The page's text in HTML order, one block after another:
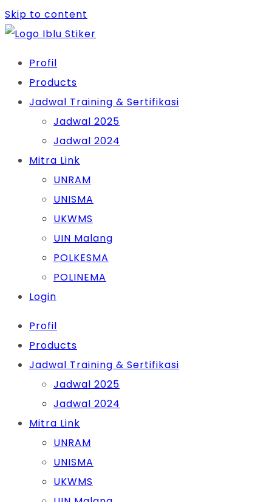
Skip to content
Profil
Products
Jadwal Training & Sertifikasi
Jadwal 2025
Jadwal 2024
Mitra Link
UNRAM
UNISMA
UKWMS
UIN Malang
POLKESMA
POLINEMA
Login
Profil
Products
Jadwal Training & Sertifikasi
Jadwal 2025
Jadwal 2024
Mitra Link
UNRAM
UNISMA
UKWMS